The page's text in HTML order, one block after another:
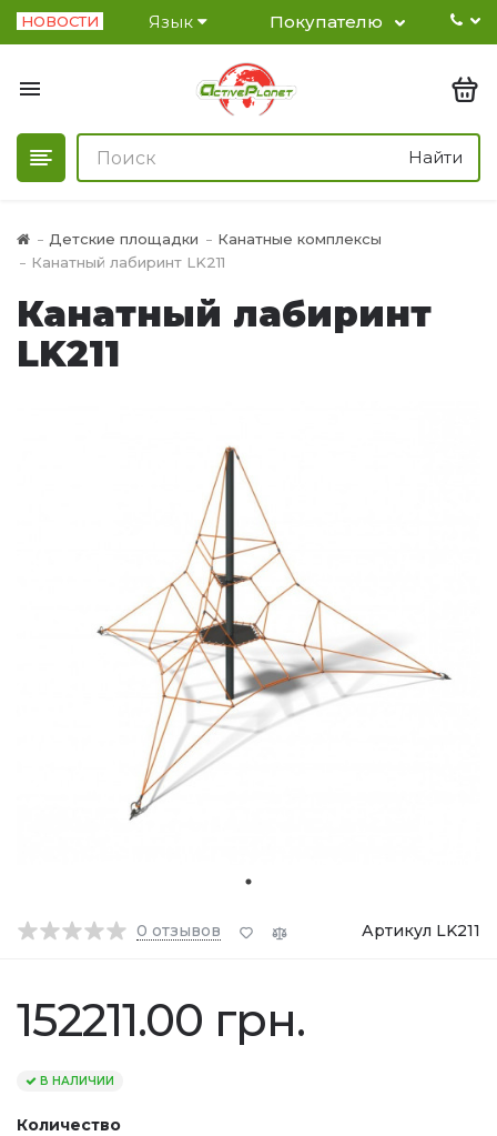
НОВОСТИ Язык Покупателю
Найти
Детские площадки
Канатные комплексы
Канатный лабиринт LK211
Канатный лабиринт
LK211
0 отзывов Артикул LK211
152211.00 грн.
В НАЛИЧИИ
Количество